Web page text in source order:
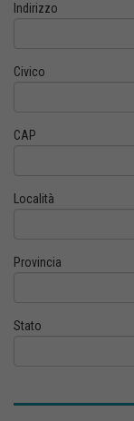
Indirizzo
Civico
CAP
Località
Provincia
Stato